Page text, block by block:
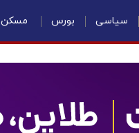
سیاسی بورس مسکن